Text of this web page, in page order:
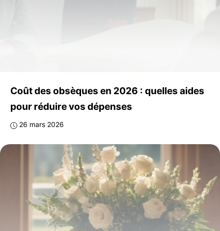
Coût des obsèques en 2026 : quelles aides
pour réduire vos dépenses
26 mars 2026